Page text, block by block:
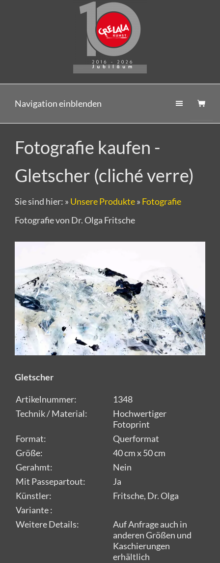
Navigation einblenden
Fotografie kaufen -
Gletscher (cliché verre)
Sie sind hier: » Unsere Produkte» Fotografie
Fotografie von Dr. Olga Fritsche
Gletscher
Artikelnummer:
1348
Technik / Material:
Hochwertiger
Fotoprint
Format:
Querformat
Größe:
40 cm x 50 cm
Gerahmt:
Nein
Mit Passepartout:
Ja
Künstler:
Fritsche, Dr. Olga
Variante :
Weitere Details:
Auf Anfrage auch in
anderen Größen und
Kaschierungen
erhältlich